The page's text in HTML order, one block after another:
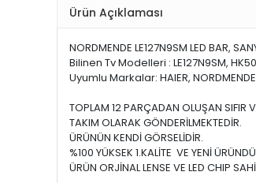
Ürün Açıklaması
NORDMENDE LE127N9SM LED BAR,
Bilinen Tv Modelleri : LE127N9SM,
Uyumlu Markalar: HAIER, NORDMENDE
TOPLAM 12 PARÇADAN OLUŞAN SIFIR
TAKIM OLARAK GÖNDERİLMEKTEDİR.
ÜRÜNÜN KENDİ GÖRSELİDİR.
%100 YÜKSEK 1.KALİTE VE YENİ
ÜRÜN ORJİNAL LENSE VE LED CHIP